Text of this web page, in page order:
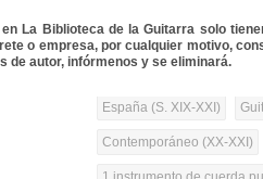
La Biblioteca de la Guitarra solo
o empresa, por cualquier motivo,
de autor, infórmenos y se eliminará.
España (S. XIX-XXI)
Contemporáneo (XX-XXI)